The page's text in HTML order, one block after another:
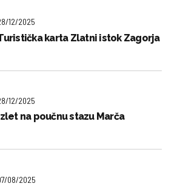
12/2025
karta Zlatni istok Zagorja
12/2025
Izlet na poučnu stazu Marča
08/2025